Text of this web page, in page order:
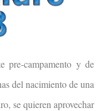
pre-campamento y de
del nacimiento de una
se quieren aprovechar